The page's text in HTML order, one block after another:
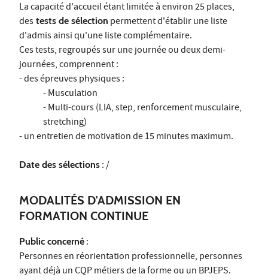
La capacité d'accueil étant limitée à environ 25 places,
des tests de sélection permettent d'établir une liste
d'admis ainsi qu'une liste complémentaire.
Ces tests, regroupés sur une journée ou deux demi-
journées, comprennent :
- des épreuves physiques :
- Musculation
- Multi-cours (LIA, step, renforcement musculaire,
stretching)
- un entretien de motivation de 15 minutes maximum.
Date des sélections : /
MODALITÉS D'ADMISSION EN
FORMATION CONTINUE
Public concerné :
Personnes en réorientation professionnelle, personnes
ayant déjà un CQP métiers de la forme ou un BPJEPS.